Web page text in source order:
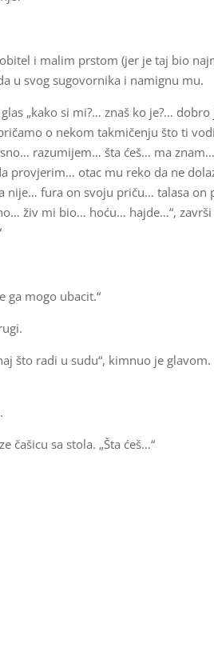
i malim prstom (jer je taj bio
u svog sugovornika i namignu mu.
„kako si mi?… znaš ko je?…
o nekom takmičenju što ti
razumijem… šta ćeš… ma
provjerim… otac mu reko da ne
nije… fura on svoju priču… talasa
živ mi bio… hoću… hajde…“,
ga mogo ubacit.“
što radi u sudu“, kimnuo je
čašicu sa stola. „Šta ćeš…“